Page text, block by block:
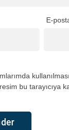
E-
bu tarayıcıya